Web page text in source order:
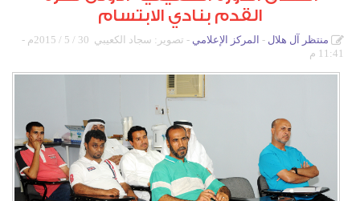
دورات كروية
دورة الصواري
دورة المرحوم خالد آل رضوان
بطولة أم الحمام المفتوحة للتنس
دورة أشبال التحدي
دورات كشافة الولاية
دورة كرة القدم الرمضانية الاولى لدرجة البراعم
القدم بنادي الابتسام
منتظر آل هلال المركز الإعلامي - تصوير: سجاد الكعيبي
30 / 5 / 2015م -
11:41 م